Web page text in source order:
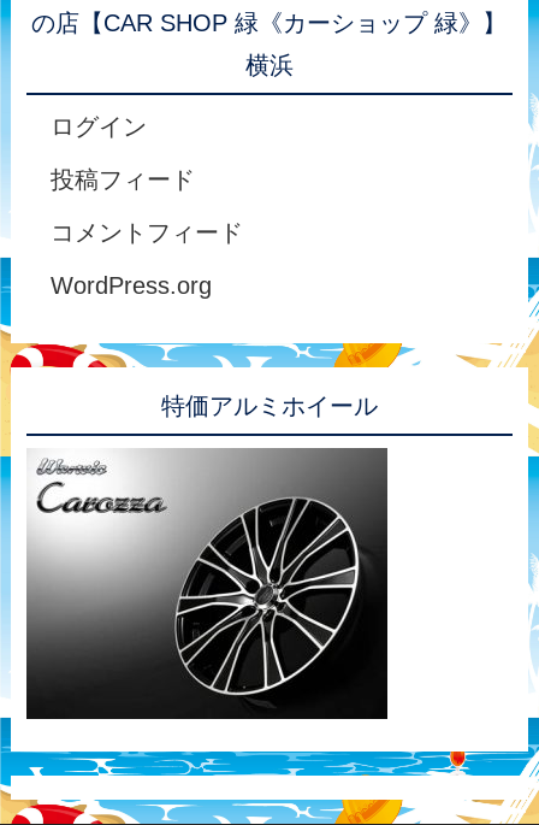
の店【CAR SHOP 緑《カーショップ 緑》】
横浜
ログイン
投稿フィード
コメントフィード
WordPress.org
特価アルミホイール